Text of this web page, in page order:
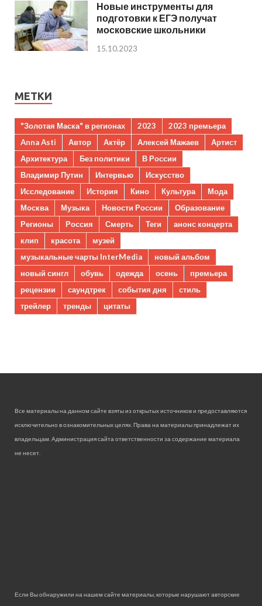
Новые инструменты для
подготовки к ЕГЭ получат
московские школьники
15.10.2023
МЕТКИ
"Золотая Маска" в регионах 2023
2023 премьера
Anna Asti
Автор Актёр Алексей Мажаев
Артист
Архитектура
Без политики
В России
Владимир Путин
Интервью
Искусство
Исследование
История Кино Культура
Мода
Москва
Музыка Новости России
Образование
Регионы
Россия Смерть Теги
анонс концерта
клип
красота
музей
музыкальные чарты InterMedia
новый альбом
новый сингл
обувь одежда осень
премьера
рецензии
саундтрек события дня
стиль
трейлер
тренды цитаты
Все материалы на данном сайте взяты из открытых источников и предоставляются
исключительно в ознакомительных целях. Права на материалы принадлежат их
владельцам. Администрация сайта ответственности за содержание материала
не несет.
Если Вы обнаружили на нашем сайте материалы, которые нарушают авторские